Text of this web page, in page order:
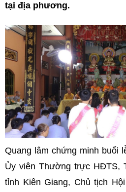
tại địa phương.
Quang lâm chứng minh buổi
Ủy viên Thường trực HĐTS,
tỉnh Kiên Giang, Chủ tịch